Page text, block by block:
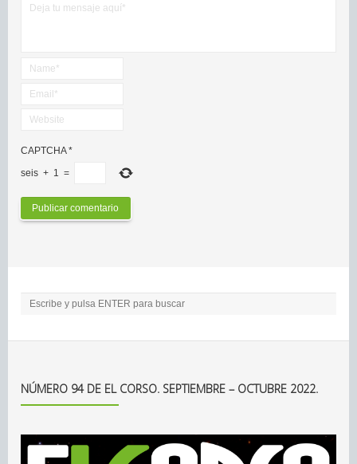
CAPTCHA*
seis + 1 =
NÚMERO 94 DE EL CORSO. SEPTIEMBRE – OCTUBRE 2022.